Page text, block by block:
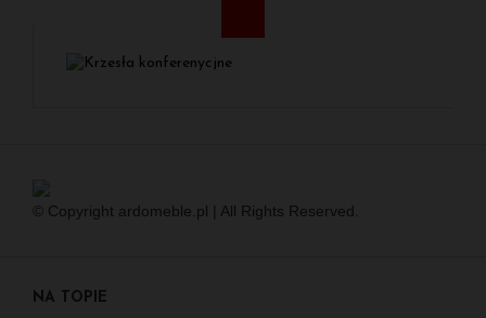
© Copyright ardomeble.pl | All Rights Reserved.
NA TOPIE